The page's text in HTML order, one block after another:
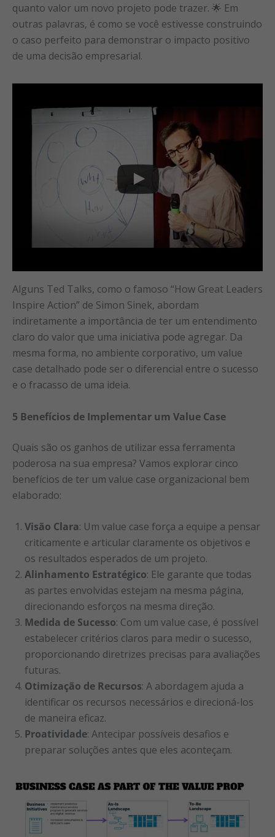
quanto valor um novo projeto pode trazer. 🌟 Em
outras palavras, é como se você estivesse construindo
o caso perfeito para demonstrar o impacto positivo
de uma decisão empresarial.
Alguns Ted Talks, como o famoso “How Great Leaders
Inspire Action” de Simon Sinek, abordam
indiretamente a importância de ter um entendimento
claro do valor que uma iniciativa pode agregar. Da
mesma forma, no ambiente corporativo, um value
case detalhado pode ser o diferencial entre o sucesso
e o fracasso de uma ideia.
5 Benefícios de Implementar um Value Case
Quais são os ganhos de utilizar essa ferramenta
poderosa na sua empresa? Vamos explorar cinco
benefícios de ter um value case organizacional bem
elaborado:
Visão Clara: Um value case força a equipe a pensar
criticamente e articular claramente os objetivos e
os resultados esperados de um projeto.
Alinhamento Estratégico: Ele garante que todas
as partes envolvidas estejam na mesma página,
direcionando esforços na mesma direção.
Medida de Sucesso: Com um value case, é possível
estabelecer critérios claros para medir o sucesso,
proporcionando diretrizes precisas para avaliações
futuras.
Otimização de Recursos: A abordagem ajuda a
identificar os recursos necessários e direcioná-los
de maneira eficaz.
Proatividade: Antecipar possíveis desafios e
preparar soluções antes que eles aconteçam.